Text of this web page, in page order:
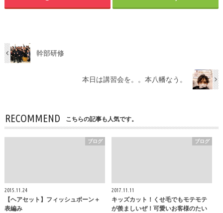
幹部研修
本日は講習会を。。本八幡なう。
RECOMMEND こちらの記事も人気です。
ブログ
2015.11.24
【ヘアセット】フィッシュボーン＋
表編み
ブログ
2017.11.11
キッズカット！くせ毛でもモテモテ
が羨ましいぜ！可愛いお客様のたい